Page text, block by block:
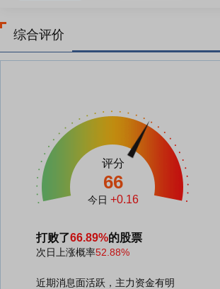
综合评价
评分
66
今日 +0.16
打败了66.89%的股票
次日上涨概率52.88%
近期消息面活跃，主力资金有明